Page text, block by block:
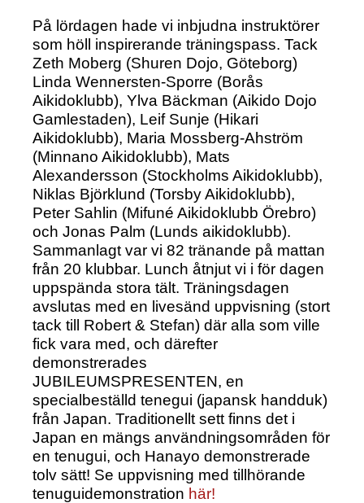
På lördagen hade vi inbjudna instruktörer
som höll inspirerande träningspass. Tack
Zeth Moberg (Shuren Dojo, Göteborg)
Linda Wennersten-Sporre (Borås
Aikidoklubb), Ylva Bäckman (Aikido Dojo
Gamlestaden), Leif Sunje (Hikari
Aikidoklubb), Maria Mossberg-Ahström
(Minnano Aikidoklubb), Mats
Alexandersson (Stockholms Aikidoklubb),
Niklas Björklund (Torsby Aikidoklubb),
Peter Sahlin (Mifuné Aikidoklubb Örebro)
och Jonas Palm (Lunds aikidoklubb).
Sammanlagt var vi 82 tränande på mattan
från 20 klubbar. Lunch åtnjut vi i för dagen
uppspända stora tält. Träningsdagen
avslutas med en livesänd uppvisning (stort
tack till Robert & Stefan) där alla som ville
fick vara med, och därefter
demonstrerades
JUBILEUMSPRESENTEN, en
specialbeställd tenegui (japansk handduk)
från Japan. Traditionellt sett finns det i
Japan en mängs användningsområden för
en tenugui, och Hanayo demonstrerade
tolv sätt! Se uppvisning med tillhörande
tenuguidemonstration här!